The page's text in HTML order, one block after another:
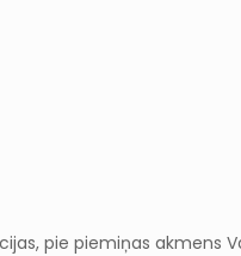
pie piemiņas